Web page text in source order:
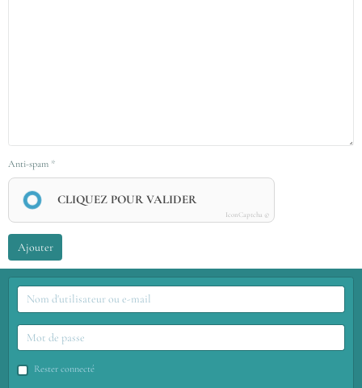
Anti-spam
CLIQUEZ POUR VALIDER
IconCaptcha ©
Ajouter
Rester connecté